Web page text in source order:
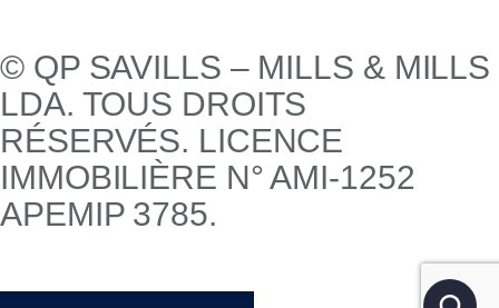
© QP SAVILLS – MILLS & MILLS
LDA. TOUS DROITS
RÉSERVÉS. LICENCE
IMMOBILIÈRE N° AMI-1252
APEMIP 3785.